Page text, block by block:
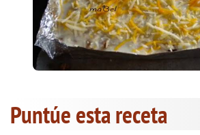
Puntúe esta receta